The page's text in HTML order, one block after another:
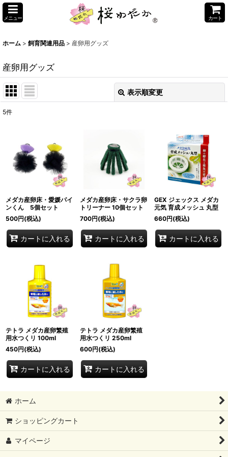
メニュー カート
ホーム > 飼育関連用品 > 産卵用グッズ
産卵用グッズ
表示順変更
並び順:
絞り込む
5件
メダカ産卵床・愛媛パイ
ンくん 5個セット
500円(税込)
カートに入れる
メダカ産卵床・サクラ卵
トリーナー 10個セット
700円(税込)
カートに入れる
GEX ジェックス メダカ
元気 育成メッシュ 丸型
660円(税込)
カートに入れる
テトラ メダカ産卵繁殖
用水つくリ 100ml
450円(税込)
カートに入れる
テトラ メダカ産卵繁殖
用水つくリ 250ml
600円(税込)
カートに入れる
ホーム
ショッピングカート
マイページ